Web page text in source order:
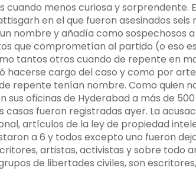
cuando menos curiosa y sorprendente.
en el que fueron asesinados seis
nombre y añadía como sospechosos a
que comprometían al partido (o eso
tantos otros cuando de repente en
hacerse cargo del caso y como por
repente tenían nombre. Como quien
sus oficinas de Hyderabad a más de
casas fueron registradas ayer. La
artículos de la ley de propiedad
a 6 y todos excepto uno fueron
artistas, activistas y sobre todo
de libertades civiles, son